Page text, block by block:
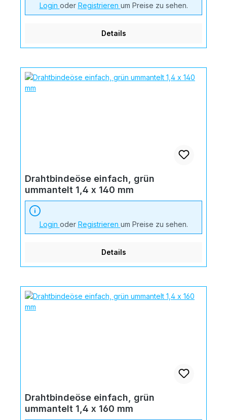
Login oder Registrieren um Preise zu sehen.
Details
Drahtbindeöse einfach, grün
ummantelt 1,4 x 140 mm
Login oder Registrieren um Preise zu sehen.
Details
Drahtbindeöse einfach, grün
ummantelt 1,4 x 160 mm